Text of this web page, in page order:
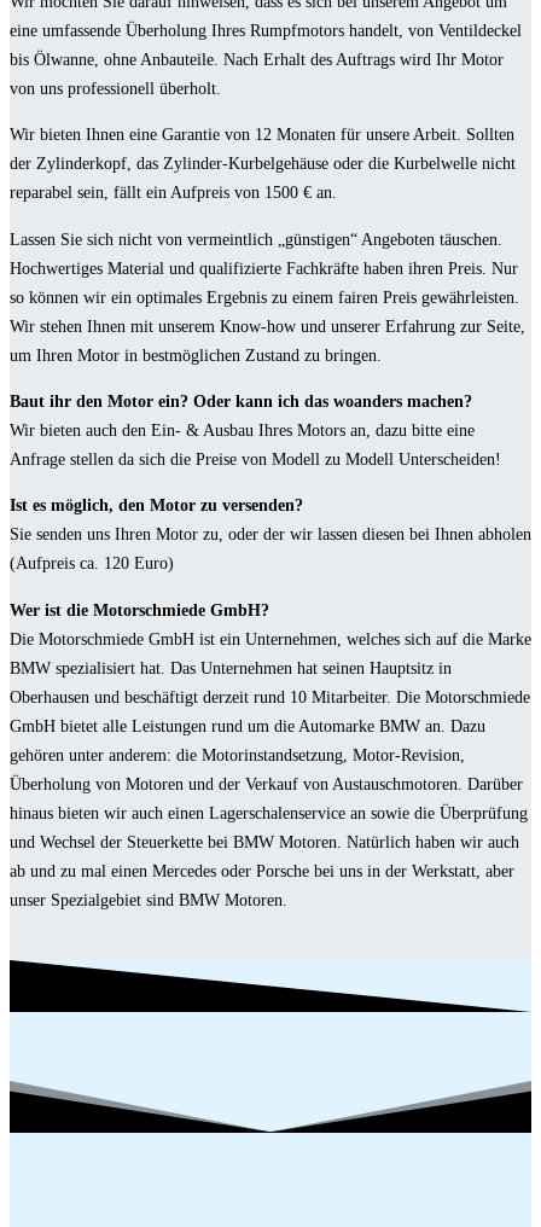
eine umfassende Überholung Ihres Rumpfmotors handelt, von Ventildeckel
bis Ölwanne, ohne Anbauteile. Nach Erhalt des Auftrags wird Ihr Motor
von uns professionell überholt.
Wir bieten Ihnen eine Garantie von 12 Monaten für unsere Arbeit. Sollten
der Zylinderkopf, das Zylinder-Kurbelgehäuse oder die Kurbelwelle nicht
reparabel sein, fällt ein Aufpreis von 1500 € an.
Lassen Sie sich nicht von vermeintlich „günstigen“ Angeboten täuschen.
Hochwertiges Material und qualifizierte Fachkräfte haben ihren Preis. Nur
so können wir ein optimales Ergebnis zu einem fairen Preis gewährleisten.
Wir stehen Ihnen mit unserem Know-how und unserer Erfahrung zur Seite,
um Ihren Motor in bestmöglichen Zustand zu bringen.
Baut ihr den Motor ein? Oder kann ich das woanders machen?
Wir bieten auch den Ein- & Ausbau Ihres Motors an, dazu bitte eine
Anfrage stellen da sich die Preise von Modell zu Modell Unterscheiden!
Ist es möglich, den Motor zu versenden?
Sie senden uns Ihren Motor zu, oder der wir lassen diesen bei Ihnen abholen
(Aufpreis ca. 120 Euro)
Wer ist die Motorschmiede GmbH?
Die Motorschmiede GmbH ist ein Unternehmen, welches sich auf die Marke
BMW spezialisiert hat. Das Unternehmen hat seinen Hauptsitz in
Oberhausen und beschäftigt derzeit rund 10 Mitarbeiter. Die Motorschmiede
GmbH bietet alle Leistungen rund um die Automarke BMW an. Dazu
gehören unter anderem: die Motorinstandsetzung, Motor-Revision,
Überholung von Motoren und der Verkauf von Austauschmotoren. Darüber
hinaus bieten wir auch einen Lagerschalenservice an sowie die Überprüfung
und Wechsel der Steuerkette bei BMW Motoren. Natürlich haben wir auch
ab und zu mal einen Mercedes oder Porsche bei uns in der Werkstatt, aber
unser Spezialgebiet sind BMW Motoren.